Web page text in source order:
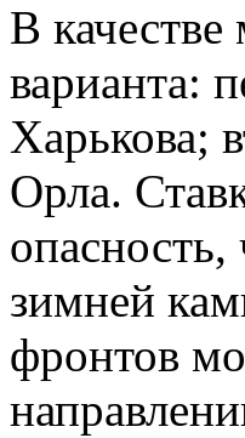
В качестве
варианта:
Харькова;
Орла.
зимней
фронтов